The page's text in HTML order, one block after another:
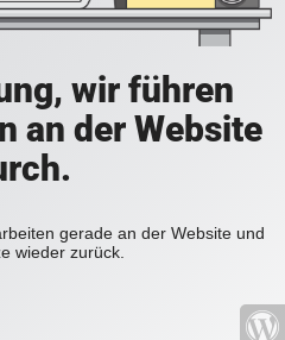
wir führen
an der Website
gerade an der Website und
wieder zurück.